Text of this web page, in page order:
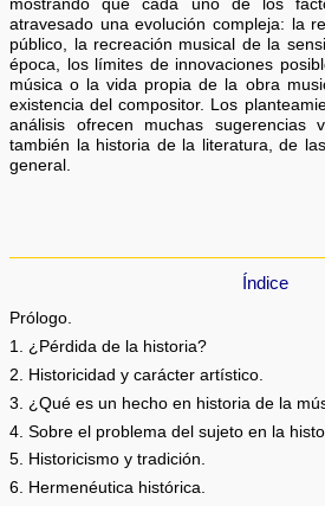
mostrando que cada uno de los
atravesado una evolución compleja: la
público, la recreación musical de la
época, los límites de innovaciones
música o la vida propia de la obra
existencia del compositor. Los
análisis ofrecen muchas sugerencias
también la historia de la literatura, de
general.
Índice
Prólogo.
1. ¿Pérdida de la historia?
2. Historicidad y carácter artístico.
3. ¿Qué es un hecho en historia de la
4. Sobre el problema del sujeto en la
5. Historicismo y tradición.
6. Hermenéutica histórica.